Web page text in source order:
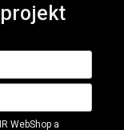
WebShop a